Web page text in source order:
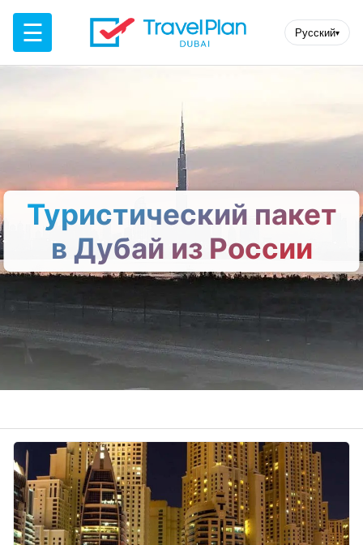
☰ Русский▾
Туристический пакет
в Дубай из России